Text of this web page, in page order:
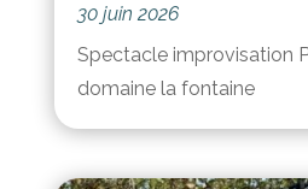
30 juin 2026
Spectacle improvisation
domaine la fontaine